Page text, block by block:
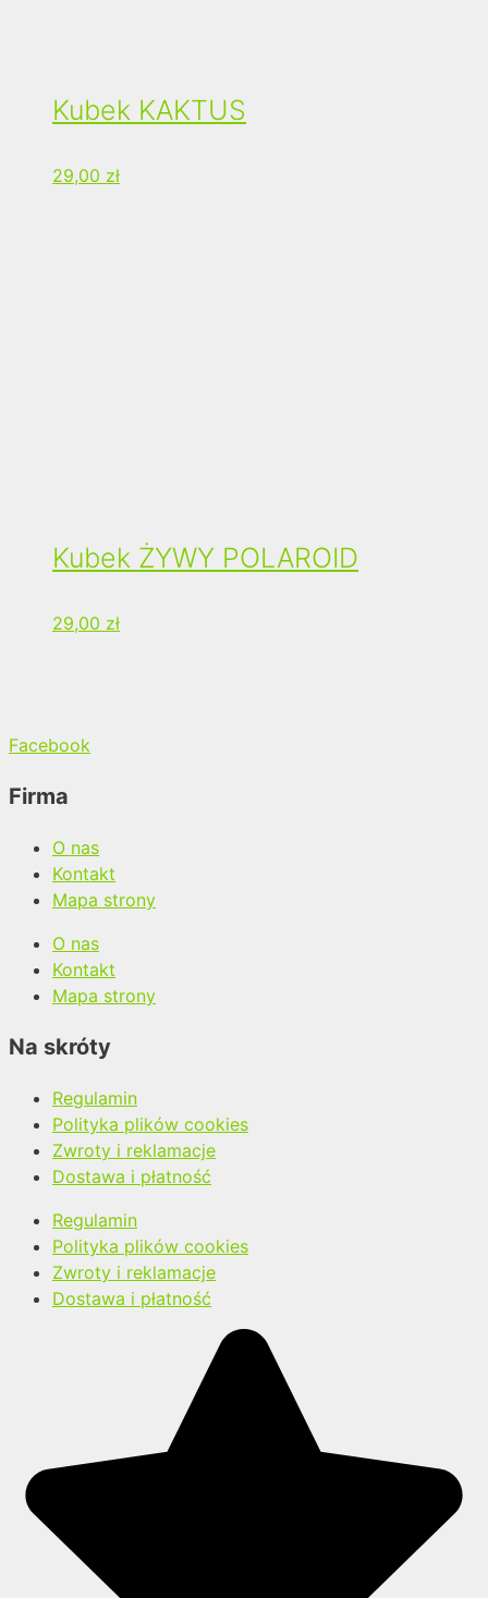
Kubek KAKTUS
29,00 zł
Kubek ŻYWY POLAROID
29,00 zł
Facebook
Firma
O nas
Kontakt
Mapa strony
O nas
Kontakt
Mapa strony
Na skróty
Regulamin
Polityka plików cookies
Zwroty i reklamacje
Dostawa i płatność
Regulamin
Polityka plików cookies
Zwroty i reklamacje
Dostawa i płatność